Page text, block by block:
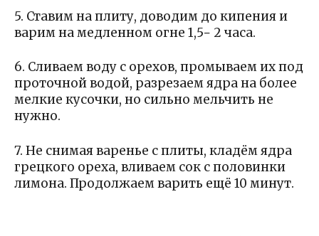
5. Ставим на плиту, доводим до кипения и
варим на медленном огне 1,5− 2 часа.
6. Сливаем воду с орехов, промываем их под
проточной водой, разрезаем ядра на более
мелкие кусочки, но сильно мельчить не
нужно.
7. Не снимая варенье с плиты, кладём ядра
грецкого ореха, вливаем сок с половинки
лимона. Продолжаем варить ещё 10 минут.